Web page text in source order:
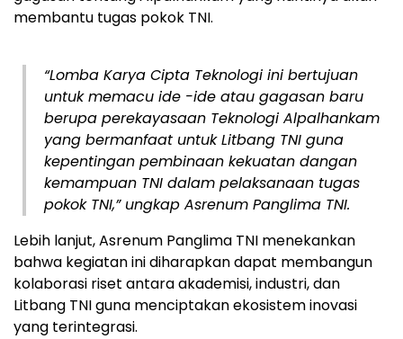
membantu tugas pokok TNI.
“Lomba Karya Cipta Teknologi ini bertujuan
untuk memacu ide -ide atau gagasan baru
berupa perekayasaan Teknologi Alpalhankam
yang bermanfaat untuk Litbang TNI guna
kepentingan pembinaan kekuatan dangan
kemampuan TNI dalam pelaksanaan tugas
pokok TNI,” ungkap Asrenum Panglima TNI.
Lebih lanjut, Asrenum Panglima TNI menekankan
bahwa kegiatan ini diharapkan dapat membangun
kolaborasi riset antara akademisi, industri, dan
Litbang TNI guna menciptakan ekosistem inovasi
yang terintegrasi.